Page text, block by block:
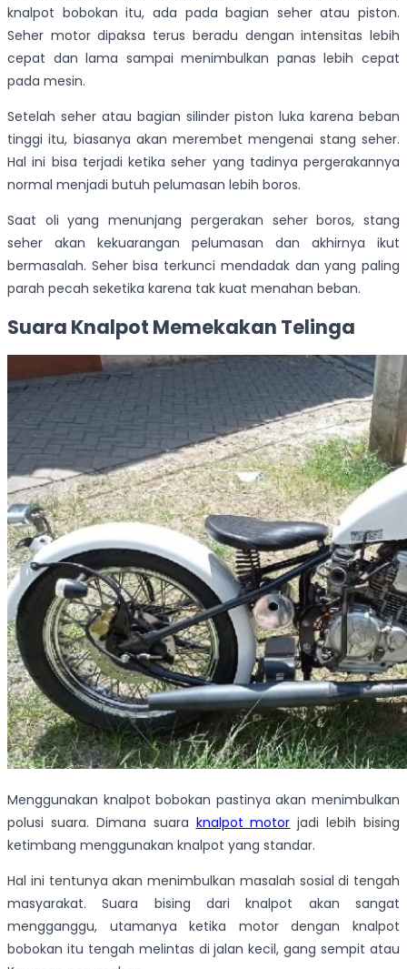
knalpot bobokan itu, ada pada bagian seher atau piston.
Seher motor dipaksa terus beradu dengan intensitas lebih
cepat dan lama sampai menimbulkan panas lebih cepat
pada mesin.
Setelah seher atau bagian silinder piston luka karena beban
tinggi itu, biasanya akan merembet mengenai stang seher.
Hal ini bisa terjadi ketika seher yang tadinya pergerakannya
normal menjadi butuh pelumasan lebih boros.
Saat oli yang menunjang pergerakan seher boros, stang
seher akan kekuarangan pelumasan dan akhirnya ikut
bermasalah. Seher bisa terkunci mendadak dan yang paling
parah pecah seketika karena tak kuat menahan beban.
Suara Knalpot Memekakan Telinga
Menggunakan knalpot bobokan pastinya akan menimbulkan
polusi suara. Dimana suara knalpot motor jadi lebih bising
ketimbang menggunakan knalpot yang standar.
Hal ini tentunya akan menimbulkan masalah sosial di tengah
masyarakat. Suara bising dari knalpot akan sangat
mengganggu, utamanya ketika motor dengan knalpot
bobokan itu tengah melintas di jalan kecil, gang sempit atau